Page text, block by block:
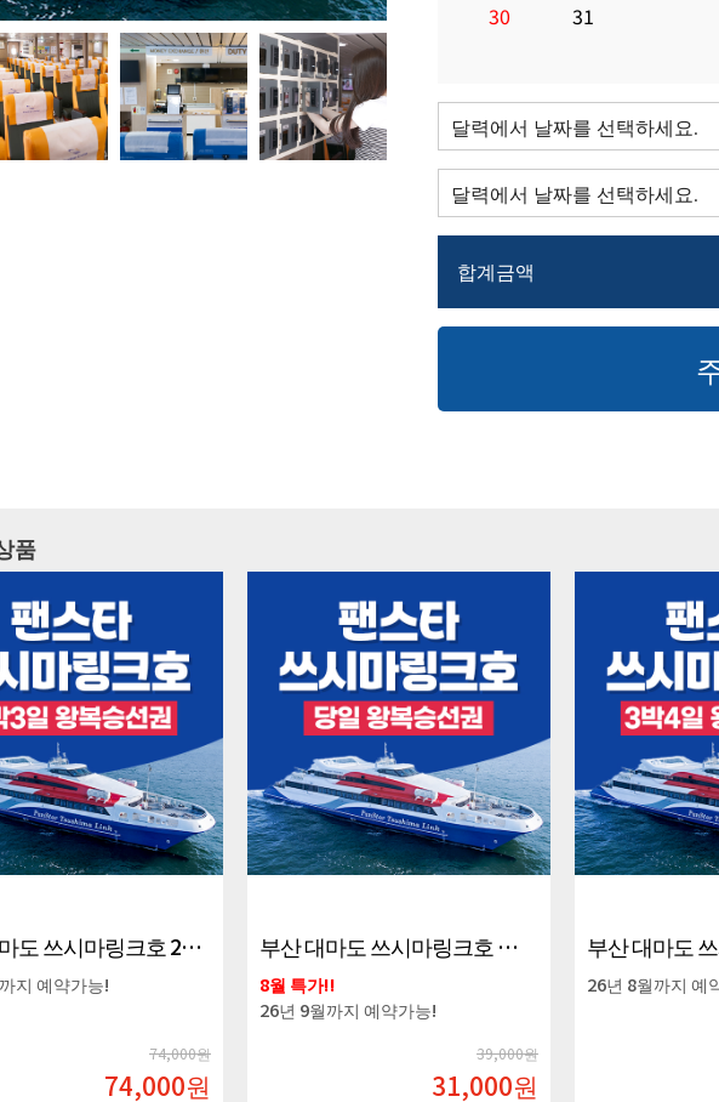
30
31
합계금액
품
부산 대마도 쓰시마링크호 2박3일 왕복승선권
지 예약가능!
74,000원
74,000원
부산 대마도 쓰시마링크호 당일 왕복승선권
8월 특가!!
26년 9월까지 예약가능!
39,000원
31,000원
26년 8월까지 예